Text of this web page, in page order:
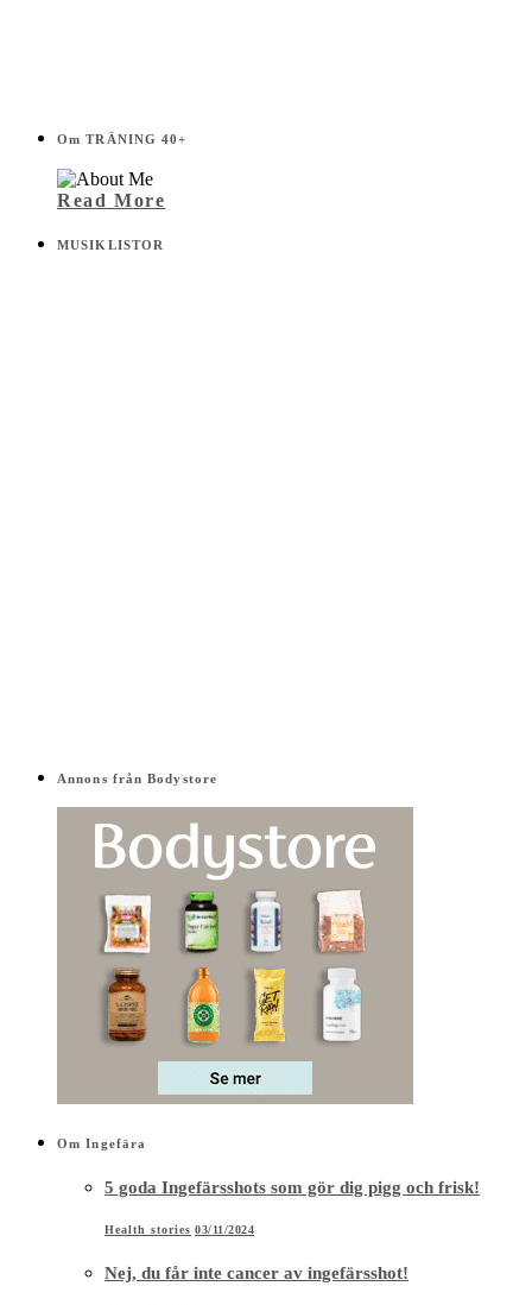
Om TRÄNING 40+
Read More
MUSIKLISTOR
Annons från Bodystore
Om Ingefära
5 goda Ingefärsshots som gör dig pigg och frisk!
Health stories 03/11/2024
Nej, du får inte cancer av ingefärsshot!